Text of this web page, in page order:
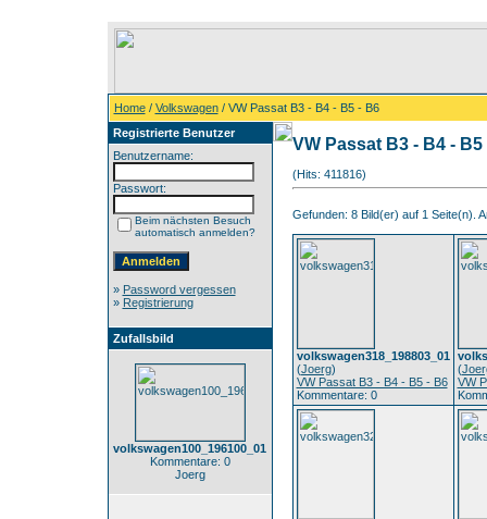
Home/ Volkswagen/ VW Passat B3 - B4 - B5 - B6
Registrierte Benutzer
Benutzername:
Passwort:
Beim nächsten Besuch
automatisch anmelden?
» Password vergessen
» Registrierung
Zufallsbild
volkswagen100_196100_01
Kommentare: 0
Joerg
VW Passat B3 - B4 - B5
(Hits: 411816)
Gefunden: 8 Bild(er) auf 1 Seite(n).
volkswagen318_198803_01
(Joerg)
VW Passat B3 - B4 - B5 - B6
Kommentare: 0
(
VW